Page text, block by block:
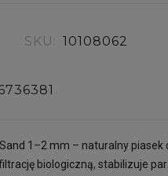
SKU: 10108062
1–2 mm – naturalny piasek
biologiczną, stabilizuje